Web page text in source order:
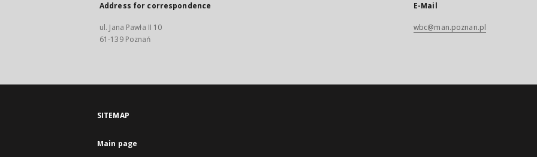
Address for correspondence
ul. Jana Pawła II 10
61-139 Poznań
E-Mail
wbc@man.poznan.pl
SITEMAP
Main page